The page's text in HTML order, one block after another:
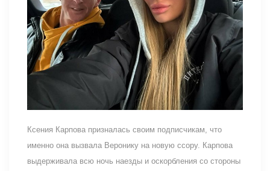
Ксения Карпова призналась своим подписчикам, что
именно она вызвала Веронику на новую ссору. Карпова
выдерживала всю ночь наезды и оскорбления со стороны